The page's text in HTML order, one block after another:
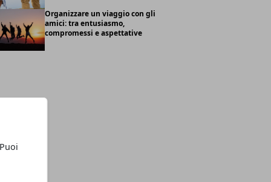
Organizzare un viaggio con gli
amici: tra entusiasmo,
compromessi e aspettative